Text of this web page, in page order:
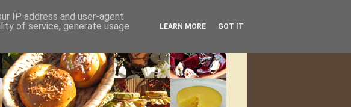
IP address and user-agent
of service, generate usage
LEARN MORE GOT IT